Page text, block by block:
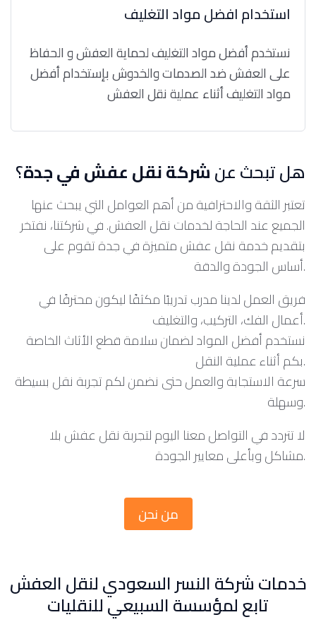
استخدام افضل مواد التغليف
نستخدم أفضل مواد التغليف لحماية العفش و الحفاظ
على العفش ضد الصدمات والخدوش بإستخدام أفضل
مواد التغليف أثناء عملية نقل العفش
هل تبحث عنشركة نقل عفش في جدة؟
تعتبر الثقة والاحترافية من أهم العوامل التي يبحث عنها
الجميع عند الحاجة لخدمات نقل العفش. في شركتنا، نفتخر
بتقديم خدمة نقل عفش متميزة في جدة تقوم على
أساس الجودة والدقة.
أعمال الفك، التركيب، والتغليف.
نستخدم أفضل المواد لضمان سلامة قطع الأثاث الخاصة
بكم أثناء عملية النقل.
سرعة الاستجابة والعمل حتى نضمن لكم تجربة نقل بسيطة
وسهلة.
لا تتردد في التواصل معنا اليوم لتجربة نقل عفش بلا
مشاكل وبأعلى معايير الجودة.
من نحن
خدمات شركة النسر السعودي لنقل العفش
تابع لمؤسسة السبيعي للنقليات